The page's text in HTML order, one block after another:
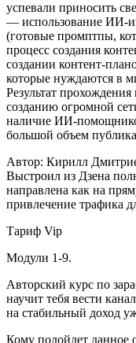
успевали приносить
— использование ИИ-
(готовые промптпы,
процесс создания
создании контент-
которые нуждаются в
Результат
созданию огромной
наличие ИИ-
большой объем
Автор: Кирилл
Выстроил из Дзена
направлена как на
привлечение трафика
Тариф Vip
Модули 1-9.
Авторский курс по
научит тебя вести
на стабильный доход
Кому подойдет данное